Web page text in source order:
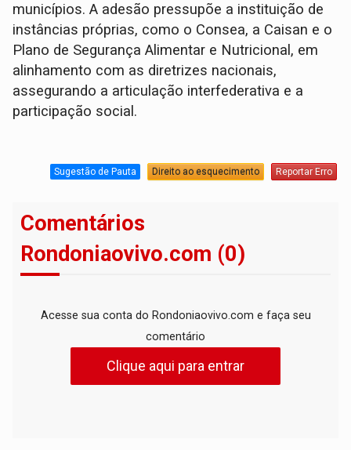
municípios. A adesão pressupõe a instituição de
instâncias próprias, como o Consea, a Caisan e o
Plano de Segurança Alimentar e Nutricional, em
alinhamento com as diretrizes nacionais,
assegurando a articulação interfederativa e a
participação social.
Sugestão de Pauta Direito ao esquecimento Reportar Erro
Comentários
Rondoniaovivo.com (0)
Acesse sua conta do Rondoniaovivo.com e faça seu
comentário
Clique aqui para entrar